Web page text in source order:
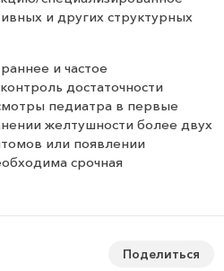
и других структурных
и частое
достаточности
педиатра в первые
желтушности более двух
или появлении
срочная
Поделиться